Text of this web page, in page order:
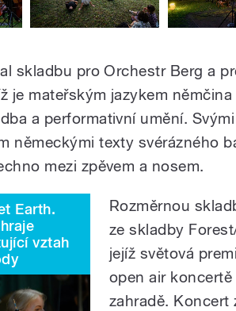
skladbu pro Orchestr Berg a
je mateřským jazykem
a performativní umění.
německými texty svérázného
mezi zpěvem a nosem.
Earth.
vztah
Rozměrnou
ze skladby
jejíž světová
open air
zahradě. Koncert